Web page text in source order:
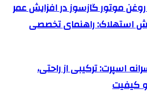
موتور گازسوز در افزایش عمر
استهلاک: راهنمای تخصصی
اسپرت: ترکیبی از راحتی،
کیفیت